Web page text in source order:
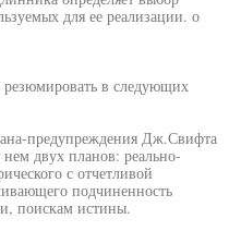
для ее реализации. о
в следующих
предупреждения Дж.Свифта
двух планов: реально-
с отчетливой
подчиненность
поискам истины.